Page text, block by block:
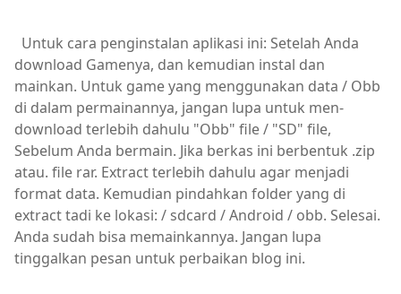
Untuk cara penginstalan aplikasi ini: Setelah Anda
download Gamenya, dan kemudian instal dan
mainkan. Untuk game yang menggunakan data / Obb
di dalam permainannya, jangan lupa untuk men-
download terlebih dahulu "Obb" file / "SD" file,
Sebelum Anda bermain. Jika berkas ini berbentuk .zip
atau. file rar. Extract terlebih dahulu agar menjadi
format data. Kemudian pindahkan folder yang di
extract tadi ke lokasi: / sdcard / Android / obb. Selesai.
Anda sudah bisa memainkannya. Jangan lupa
tinggalkan pesan untuk perbaikan blog ini.